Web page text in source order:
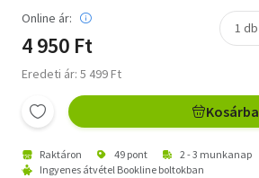
Online ár:
4 950 Ft
Eredeti ár: 5 499 Ft
Kosárba
Raktáron 49 pont
2 - 3 munkanap
Ingyenes átvétel Bookline boltokban